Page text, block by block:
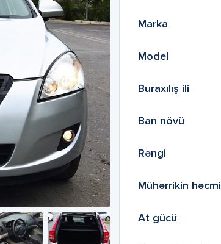
Marka
Model
Buraxılış ili
Ban növü
Rəngi
Mühərrikin həcmi
At gücü